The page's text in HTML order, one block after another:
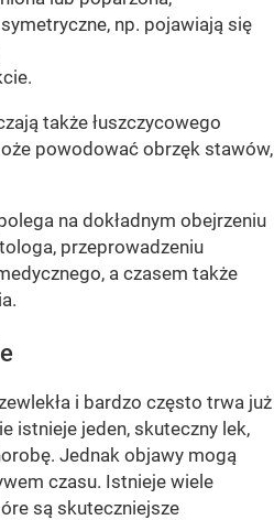
np. pojawiają się
także łuszczycowego
powodować obrzęk stawów,
na dokładnym obejrzeniu
przeprowadzeniu
a czasem także
i bardzo często trwa już
istnieje jeden, skuteczny lek,
Jednak objawy mogą
czasu. Istnieje wiele
są skuteczniejsze